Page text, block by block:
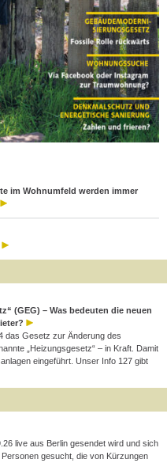
im Wohnumfeld werden immer
(GEG) – Was bedeuten die neuen
das Gesetz zur Änderung des
„Heizungsgesetz“ – in Kraft. Damit
eingeführt. Unser Info 127 gibt
live aus Berlin gesendet wird und sich
gesucht, die von Kürzungen